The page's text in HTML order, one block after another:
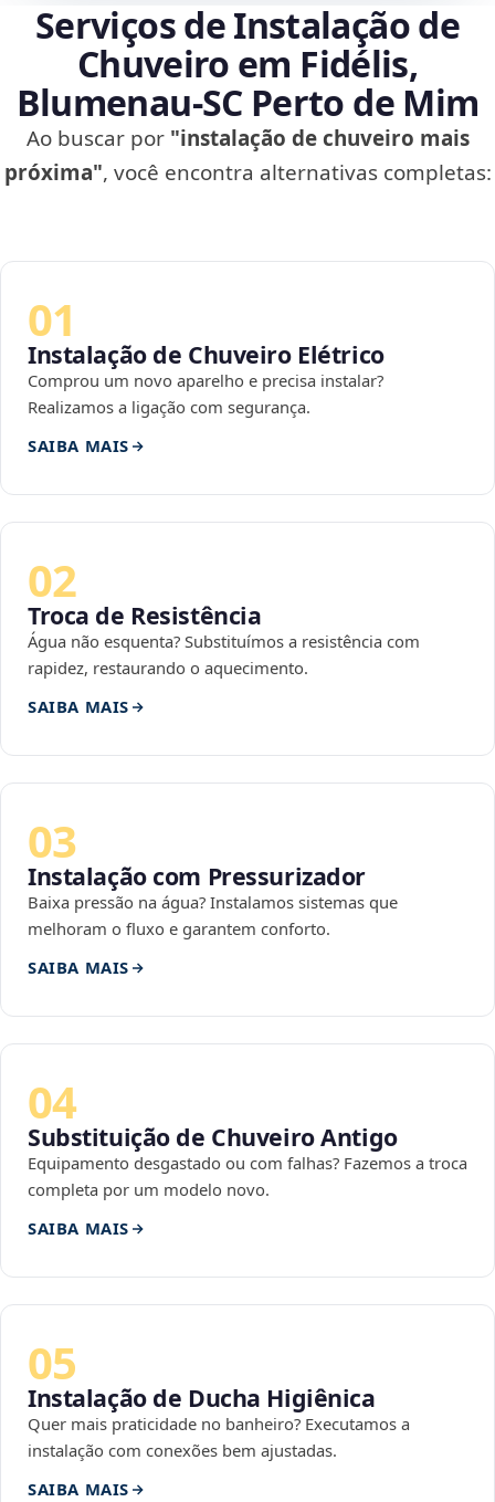
Serviços de Instalação de
Chuveiro em Fidélis,
Blumenau‑SC Perto de Mim
Ao buscar por "instalação de chuveiro mais
próxima", você encontra alternativas completas:
01
Instalação de Chuveiro Elétrico
Comprou um novo aparelho e precisa instalar?
Realizamos a ligação com segurança.
SAIBA MAIS
02
Troca de Resistência
Água não esquenta? Substituímos a resistência com
rapidez, restaurando o aquecimento.
SAIBA MAIS
03
Instalação com Pressurizador
Baixa pressão na água? Instalamos sistemas que
melhoram o fluxo e garantem conforto.
SAIBA MAIS
04
Substituição de Chuveiro Antigo
Equipamento desgastado ou com falhas? Fazemos a troca
completa por um modelo novo.
SAIBA MAIS
05
Instalação de Ducha Higiênica
Quer mais praticidade no banheiro? Executamos a
instalação com conexões bem ajustadas.
SAIBA MAIS